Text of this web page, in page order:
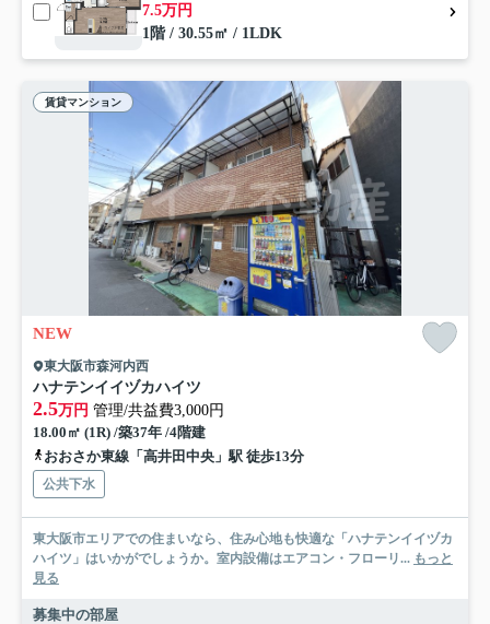
7.5万円
1階 / 30.55㎡ / 1LDK
賃貸マンション
NEW
東大阪市森河内西
ハナテンイイヅカハイツ
2.5万円 管理/共益費3,000円
18.00㎡ (1R) /築37年 /4階建
おおさか東線「高井田中央」駅 徒歩13分
公共下水
東大阪市エリアでの住まいなら、住み心地も快適な「ハナテンイイヅカ
ハイツ」はいかがでしょうか。室内設備はエアコン・フローリ... もっと
見る
募集中の部屋